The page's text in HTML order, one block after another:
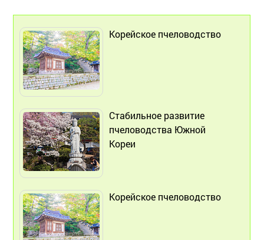
Корейское пчеловодство
Стабильное развитие
пчеловодства Южной
Кореи
Корейское пчеловодство